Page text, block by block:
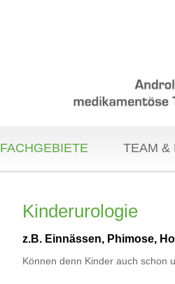
FACHGEBIETE TEAM &
Kinderurologie
z.B. Einnässen, Phimose,
Können denn Kinder auch schon